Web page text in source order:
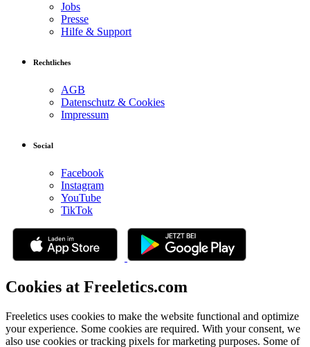
Jobs
Presse
Hilfe & Support
Rechtliches
AGB
Datenschutz & Cookies
Impressum
Social
Facebook
Instagram
YouTube
TikTok
Cookies at Freeletics.com
Freeletics uses cookies to make the website functional and optimize
your experience. Some cookies are required. With your consent, we
also use cookies or tracking pixels for marketing purposes. Some of